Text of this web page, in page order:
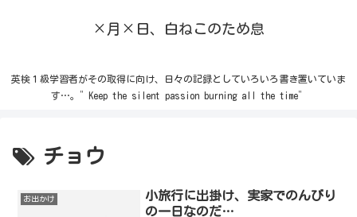
×月×日、白ねこのため息
英検１級学習者がその取得に向け、日々の記録としていろいろ書き置いていま
す…。”Keep the silent passion burning all the time”
チョウ
お出かけ
小旅行に出掛け、実家でのんびり
の一日なのだ…